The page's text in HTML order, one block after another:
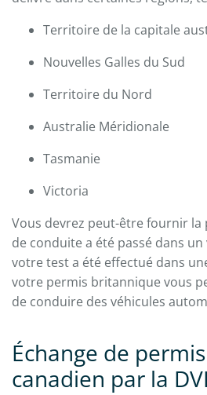
Territoire de la capitale
Nouvelles Galles du Sud
Territoire du Nord
Australie Méridionale
Tasmanie
Victoria
Vous devrez peut-être fournir
de conduite a été passé dans
votre test a été effectué dans
votre permis britannique vous
de conduire des véhicules
Échange de
canadien par la